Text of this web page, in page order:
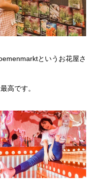
というお花屋さ
高です。